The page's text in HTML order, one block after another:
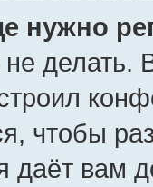
нужно
делать.
чтобы
даёт вам